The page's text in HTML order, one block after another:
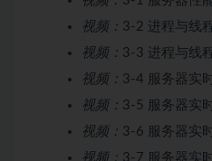
视频： 3-2 进程与线
视频： 3-3 进程与线
视频： 3-4 服务器实
视频： 3-5 服务器实
视频： 3-6 服务器实
视频： 3-7 服务器实